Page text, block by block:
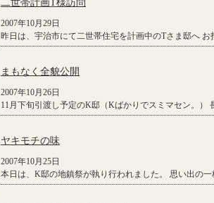
二世帯計画T様訪問
2007年10月29日
昨日は、宇治市にて二世帯住宅を計画中のTさま邸へ
まもなく全貌公開
2007年10月26日
11月下旬引渡し予定のK邸（Kばかりでスミマセン。）
ヤキモチの味
2007年10月25日
本日は、K邸の地鎮祭が執り行われました。 思い出の